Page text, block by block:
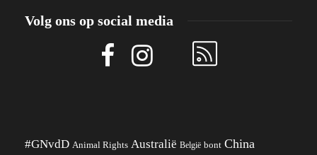
Volg ons op social media
#GNvdD Animal Rights Australië België bont China